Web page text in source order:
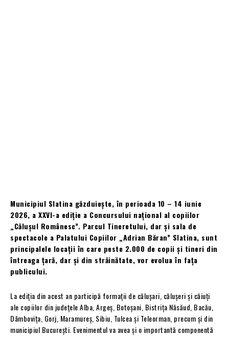
Municipiul Slatina găzduiește, în perioada 10 – 14 iunie
2026, a XXVI-a ediție a Concursului național al copiilor
„Călușul Românesc”. Parcul Tineretului, dar și sala de
spectacole a Palatului Copiilor „Adrian Băran” Slatina, sunt
principalele locații în care peste 2.000 de copii și tineri din
întreaga țară, dar și din străinătate, vor evolua în fața
publicului.
La ediția din acest an participă formații de călușari, călușeri și căiuți
ale copiilor din județele Alba, Argeș, Botoșani, Bistrița Năsăud, Bacău,
Dâmbovița, Gorj, Maramureș, Sibiu, Tulcea și Teleorman, precum și din
municipiul București. Evenimentul va avea și o importantă componentă